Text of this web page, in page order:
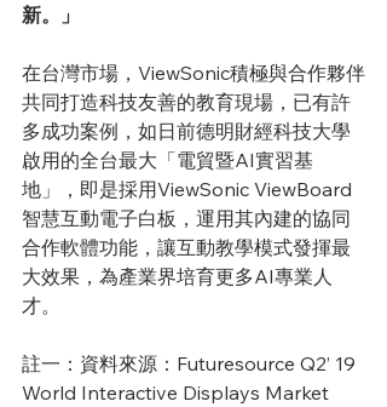
新。」
在台灣市場，ViewSonic積極與合作夥伴
共同打造科技友善的教育現場，已有許
多成功案例，如日前德明財經科技大學
啟用的全台最大「電貿暨AI實習基
地」，即是採用ViewSonic ViewBoard
智慧互動電子白板，運用其內建的協同
合作軟體功能，讓互動教學模式發揮最
大效果，為產業界培育更多AI專業人
才。
註一：資料來源：Futuresource Q2’ 19
World Interactive Displays Market